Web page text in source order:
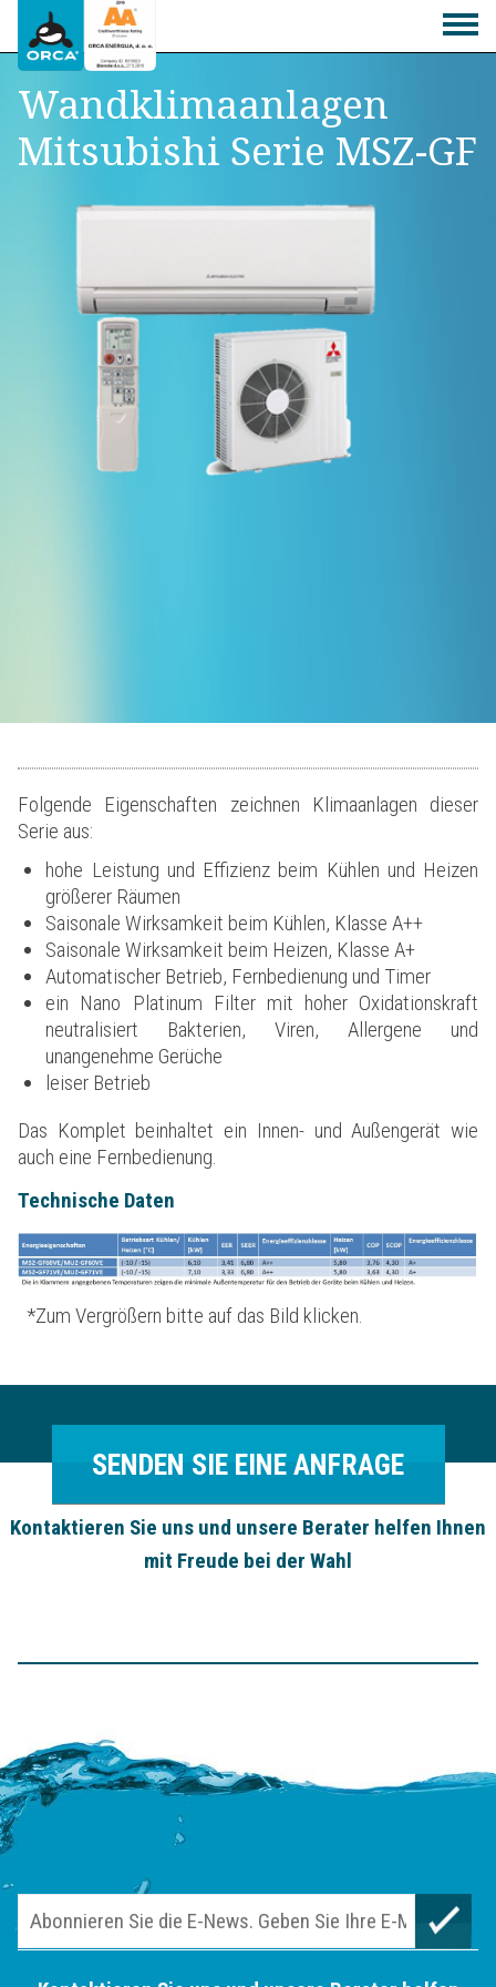
Wandklimaanlagen
Mitsubishi Serie MSZ-GF
Folgende Eigenschaften zeichnen Klimaanlagen dieser
Serie aus:
hohe Leistung und Effizienz beim Kühlen und Heizen
größerer Räumen
Saisonale Wirksamkeit beim Kühlen, Klasse A++
Saisonale Wirksamkeit beim Heizen, Klasse A+
Automatischer Betrieb, Fernbedienung und Timer
ein Nano Platinum Filter mit hoher Oxidationskraft
neutralisiert Bakterien, Viren, Allergene und
unangenehme Gerüche
leiser Betrieb
Das Komplet beinhaltet ein Innen- und Außengerät wie
auch eine Fernbedienung.
Technische Daten
*Zum Vergrößern bitte auf das Bild klicken.
SENDEN SIE EINE ANFRAGE
Kontaktieren Sie uns und unsere Berater helfen Ihnen
mit Freude bei der Wahl